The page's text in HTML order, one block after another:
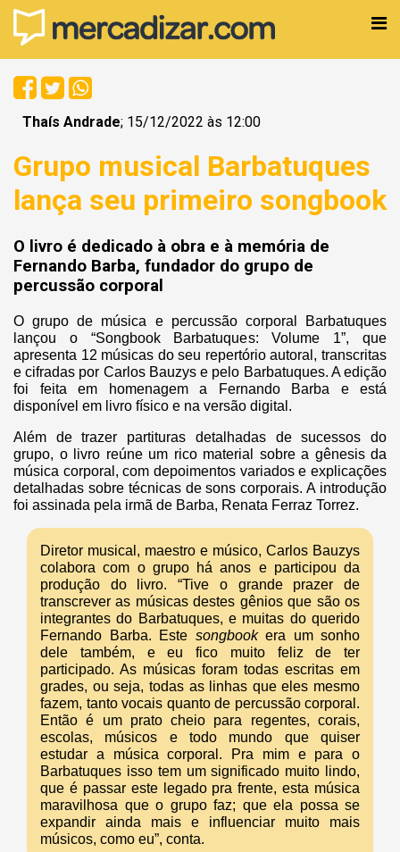
Thaís Andrade; 15/12/2022 às 12:00
Grupo musical Barbatuques
lança seu primeiro songbook
O livro é dedicado à obra e à memória de
Fernando Barba, fundador do grupo de
percussão corporal
O grupo de música e percussão corporal Barbatuques
lançou o “Songbook Barbatuques: Volume 1”, que
apresenta 12 músicas do seu repertório autoral, transcritas
e cifradas por Carlos Bauzys e pelo Barbatuques. A edição
foi feita em homenagem a Fernando Barba e está
disponível em livro físico e na versão digital.
Além de trazer partituras detalhadas de sucessos do
grupo, o livro reúne um rico material sobre a gênesis da
música corporal, com depoimentos variados e explicações
detalhadas sobre técnicas de sons corporais. A introdução
foi assinada pela irmã de Barba, Renata Ferraz Torrez.
Diretor musical, maestro e músico, Carlos Bauzys
colabora com o grupo há anos e participou da
produção do livro. “Tive o grande prazer de
transcrever as músicas destes gênios que são os
integrantes do Barbatuques, e muitas do querido
Fernando Barba. Este songbookera um sonho
dele também, e eu fico muito feliz de ter
participado. As músicas foram todas escritas em
grades, ou seja, todas as linhas que eles mesmo
fazem, tanto vocais quanto de percussão corporal.
Então é um prato cheio para regentes, corais,
escolas, músicos e todo mundo que quiser
estudar a música corporal. Pra mim e para o
Barbatuques isso tem um significado muito lindo,
que é passar este legado pra frente, esta música
maravilhosa que o grupo faz; que ela possa se
expandir ainda mais e influenciar muito mais
músicos, como eu”, conta.